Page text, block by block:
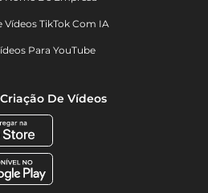
Vídeos TikTok Com IA
Para YouTube
De Vídeos